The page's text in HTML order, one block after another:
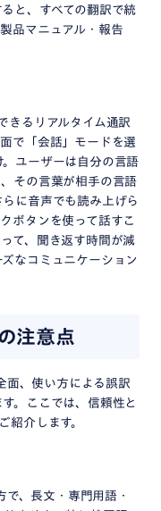
と、すべての翻訳で統
品マニュアル・報告
きるリアルタイム通訳
で「会話」モードを選
ユーザーは自分の言語
その言葉が相手の言語
に音声でも読み上げら
ボタンを使って話すこ
て、聞き返す時間が減
なコミュニケーション
注意点
面、使い方による誤訳
。ここでは、信頼性と
紹介します。
、長文・専門用語・